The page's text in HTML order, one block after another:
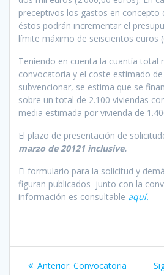
preceptivos los gastos en concepto
éstos podrán incrementar el
límite máximo de seiscientos euros
Teniendo en cuenta la cuantía total
convocatoria y el coste estimado
subvencionar, se estima que se
sobre un total de 2.100 viviendas
media estimada por vivienda de
El plazo de presentación de
marzo de 20121 inclusive.
El formulario para la solicitud y
figuran publicados junto con la
información es consultable aquí.
Navegación
Anterior: Entrada
Convocatoria